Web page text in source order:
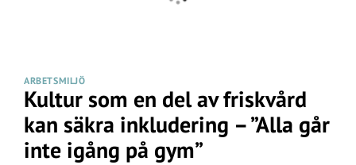
ARBETSMILJÖ
Kultur som en del av friskvård
kan säkra inkludering – ”Alla går
inte igång på gym”